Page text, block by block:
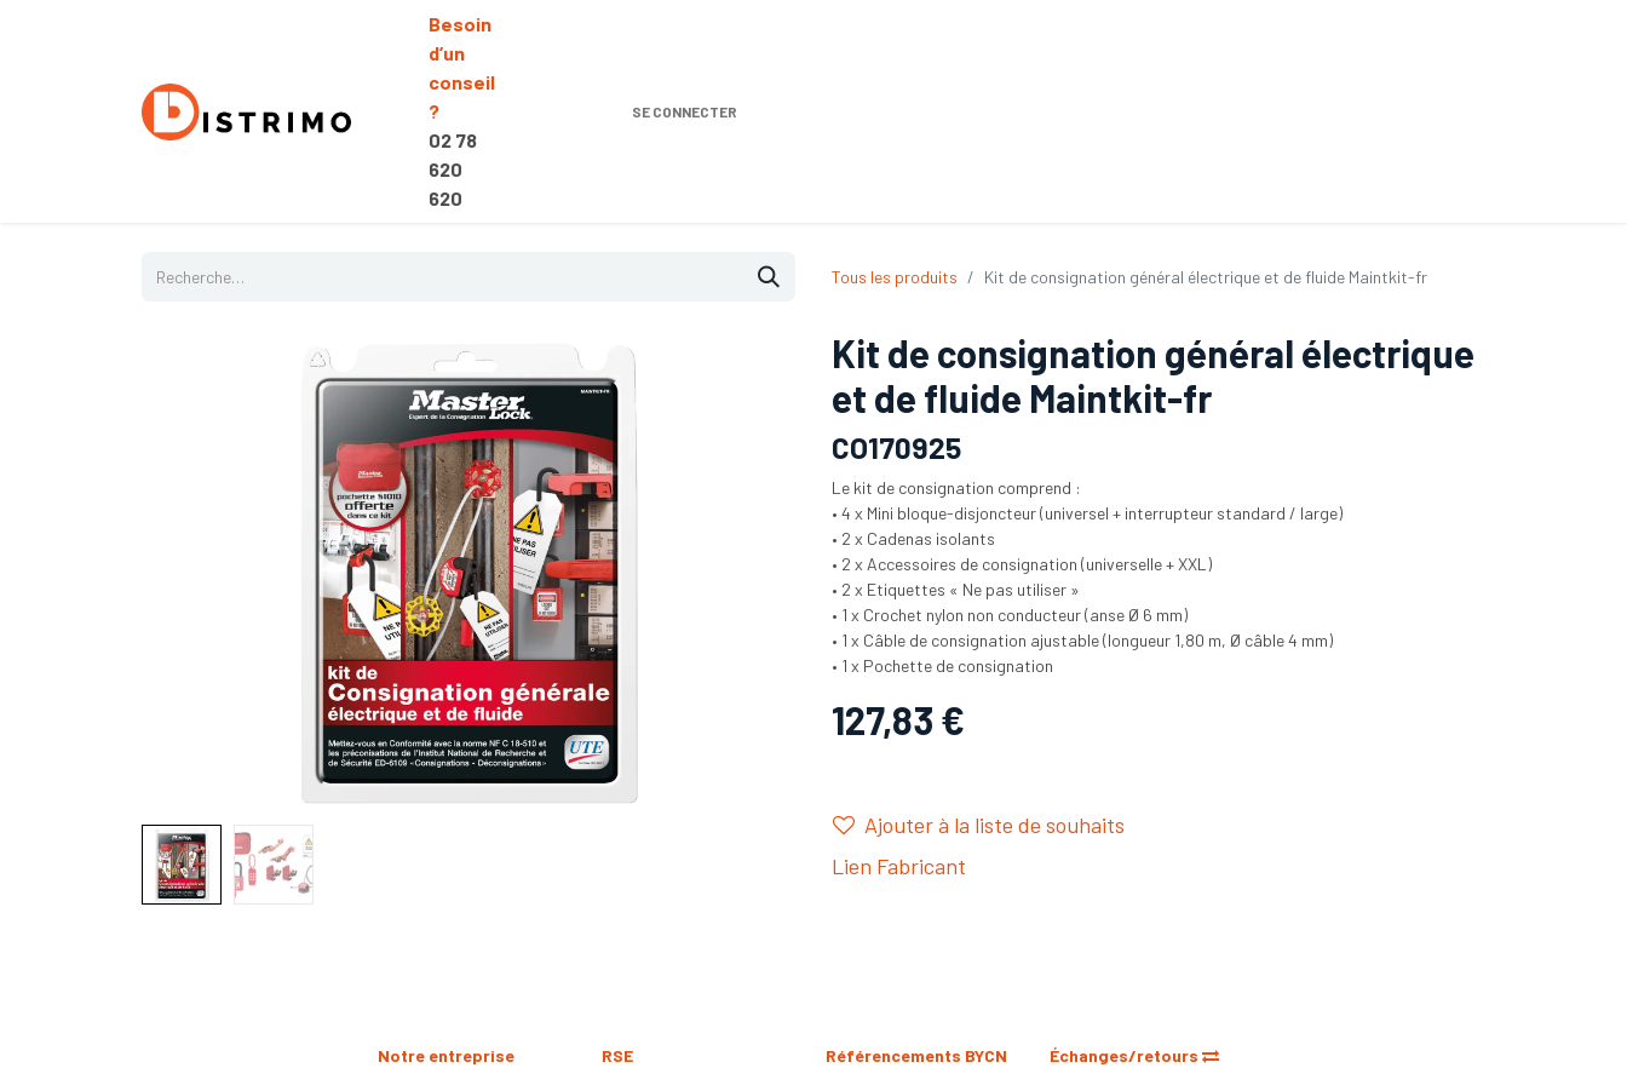
Besoin
d’un
conseil
?
02 78
620
620
SE CONNECTER
Tous les produits Kit de consignation général électrique et de fluide Maintkit-fr
Kit de consignation général électrique
et de fluide Maintkit-fr
CO170925
Le kit de consignation comprend :
• 4 x Mini bloque-disjoncteur (universel + interrupteur standard / large)
• 2 x Cadenas isolants
• 2 x Accessoires de consignation (universelle + XXL)
• 2 x Etiquettes « Ne pas utiliser »
• 1 x Crochet nylon non conducteur (anse Ø 6 mm)
• 1 x Câble de consignation ajustable (longueur 1,80 m, Ø câble 4 mm)
• 1 x Pochette de consignation
127,83 €
Ajouter à la liste de souhaits
Lien Fabricant
Échanges/retours
Référencements BYCN
RSE
Notre entreprise